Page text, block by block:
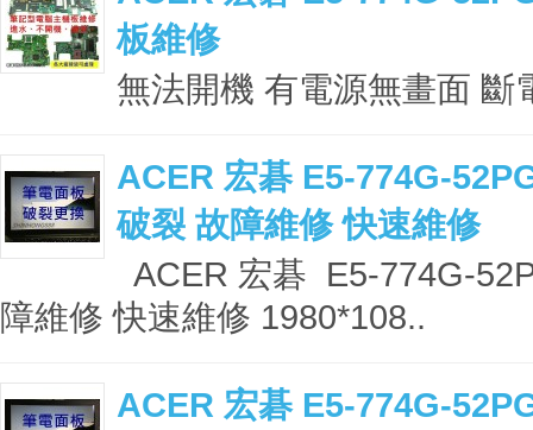
板維修
無法開機 有電源無畫面
ACER 宏碁 E5-774G-
破裂 故障維修 快速維修
ACER 宏碁 E5-774G-
障維修 快速維修 1980*108..
ACER 宏碁 E5-774G-